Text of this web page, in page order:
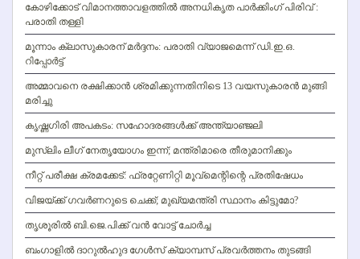
കോഴിക്കോട് വിമാനത്താവളത്തില്‍ അനധികൃത പാര്‍ക്കിംഗ് പിരിവ് :
പരാതി തള്ളി
മൂന്നാം ക്ലാസുകാരന് മര്‍ദ്ദനം: പരാതി വ്യാജമെന്ന് ഡി.ഇ.ഒ.
റിപ്പോര്‍ട്ട്
അമ്മാവനെ രക്ഷിക്കാന്‍ ശ്രമിക്കുന്നതിനിടെ 13 വയസുകാരന്‍ മുങ്ങി
മരിച്ചു
കൃഷ്ണഗിരി അപകടം: സഹോദരങ്ങള്‍ക്ക് അന്ത്യാഞ്ജലി
മുസ്ലിം ലീഗ് നേതൃയോഗം ഇന്ന്; മന്ത്രിമാരെ തീരുമാനിക്കും
നീറ്റ് പരീക്ഷ ക്രമക്കേട്: ഫ്രറ്റേണിറ്റി മൂവ്‌മെന്റിന്റെ പ്രതിഷേധം
വിജയ്ക്ക് ഗവര്‍ണറുടെ ചെക്ക്; മുഖ്യമന്ത്രി സ്ഥാനം കിട്ടുമോ?
തൃശൂരില്‍ ബി.ജെ.പിക്ക് വന്‍ വോട്ട് ചോര്‍ച്ച
ബംഗാളില്‍ ദാറുല്‍ഹുദ ഗേള്‍സ് ക്യാമ്പസ് പ്രവര്‍ത്തനം തുടങ്ങി